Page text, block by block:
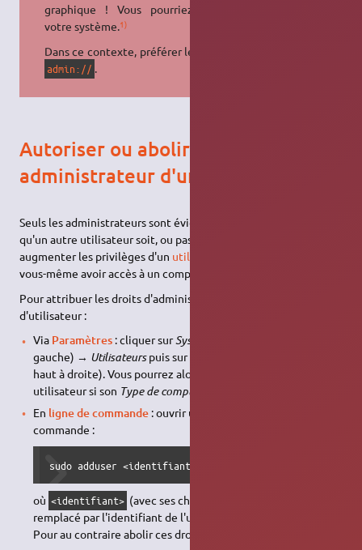
graphique ! Vous pourriez casser
votre système.1)
Dans ce contexte, préférer le préfixe
admin:// .
Autoriser ou abolir les permissions
administrateur d'un utilisateur
Seuls les administrateurs sont évidemment habilités à choisir
qu'un autre utilisateur soit, ou pas, administrateur. Pour
augmenter les privilèges d'un utilisateur
vous-même avoir accès à un compte administrateur.
Pour attribuer les droits d'administration à un autre compte
d'utilisateur :
Via Paramètres: cliquer surSystème
gauche) → Utilisateurspuis sur le bouton
haut à droite). Vous pourrez alors choisir pour chaque
utilisateur si son Type de compte
En ligne de commande: ouvrir un
commande :
sudo adduser <identifiant> sudo
où <identifiant> (avec ses chevrons
remplacé par l'identifiant de l'utilisateur concerné.
Pour au contraire abolir ces droits :